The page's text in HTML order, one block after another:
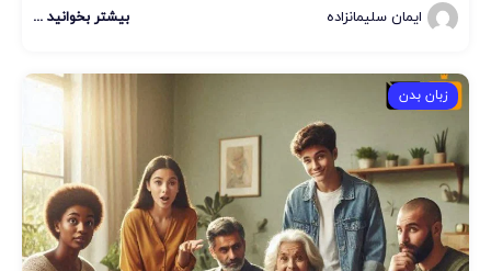
ایمان سلیمانزاده بیشتر بخوانید ...
زبان بدن